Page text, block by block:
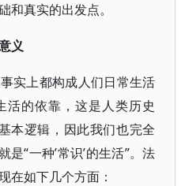
和真实的出发点。
义
实上都构成人们日常生活
活的依靠，这是人类历史
本逻辑，因此我们也完全
是“一种’常识’的生活”。法
在如下几个方面：